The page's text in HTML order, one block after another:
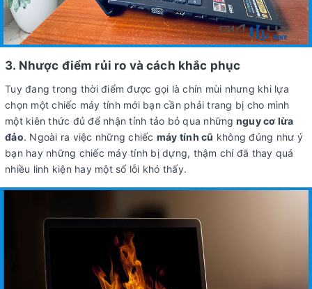
3. Nhược điểm rủi ro và cách khắc phục
Tuy đang trong thời điểm được gọi là chín mùi nhưng khi lựa
chọn một chiếc máy tính mới bạn cần phải trang bị cho mình
một kiên thức đủ để nhận tỉnh tảo bỏ qua những nguy cơ lừa
đảo. Ngoài ra việc những chiếc máy tính cũ không đúng như ý
bạn hay những chiếc máy tính bị dựng, thậm chí đã thay quá
nhiều linh kiện hay một số lỗi khó thấy.